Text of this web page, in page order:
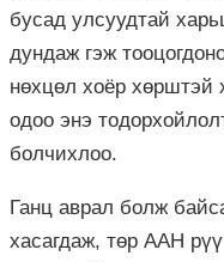
бусад улсуудтай
дундаж гэж
нөхцөл хоёр хөрштэй
одоо энэ
болчихлоо.
Ганц аврал болж
хасагдаж, төр ААН